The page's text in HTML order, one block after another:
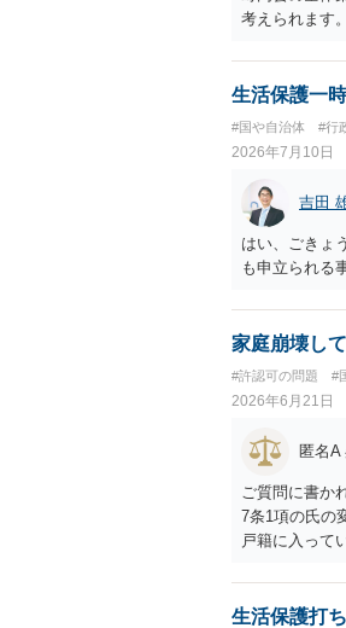
考えられます
生活保護一
#国や自治体 #行
2026年7月10日
吉田
はい、ごきょ
も申立られる
家庭崩壊し
#許認可の問題 #
2026年6月21日
匿名A
ご質問に書か
7条1項の氏の
戸籍に入って
続称しており
本件は親族間
生活保護打